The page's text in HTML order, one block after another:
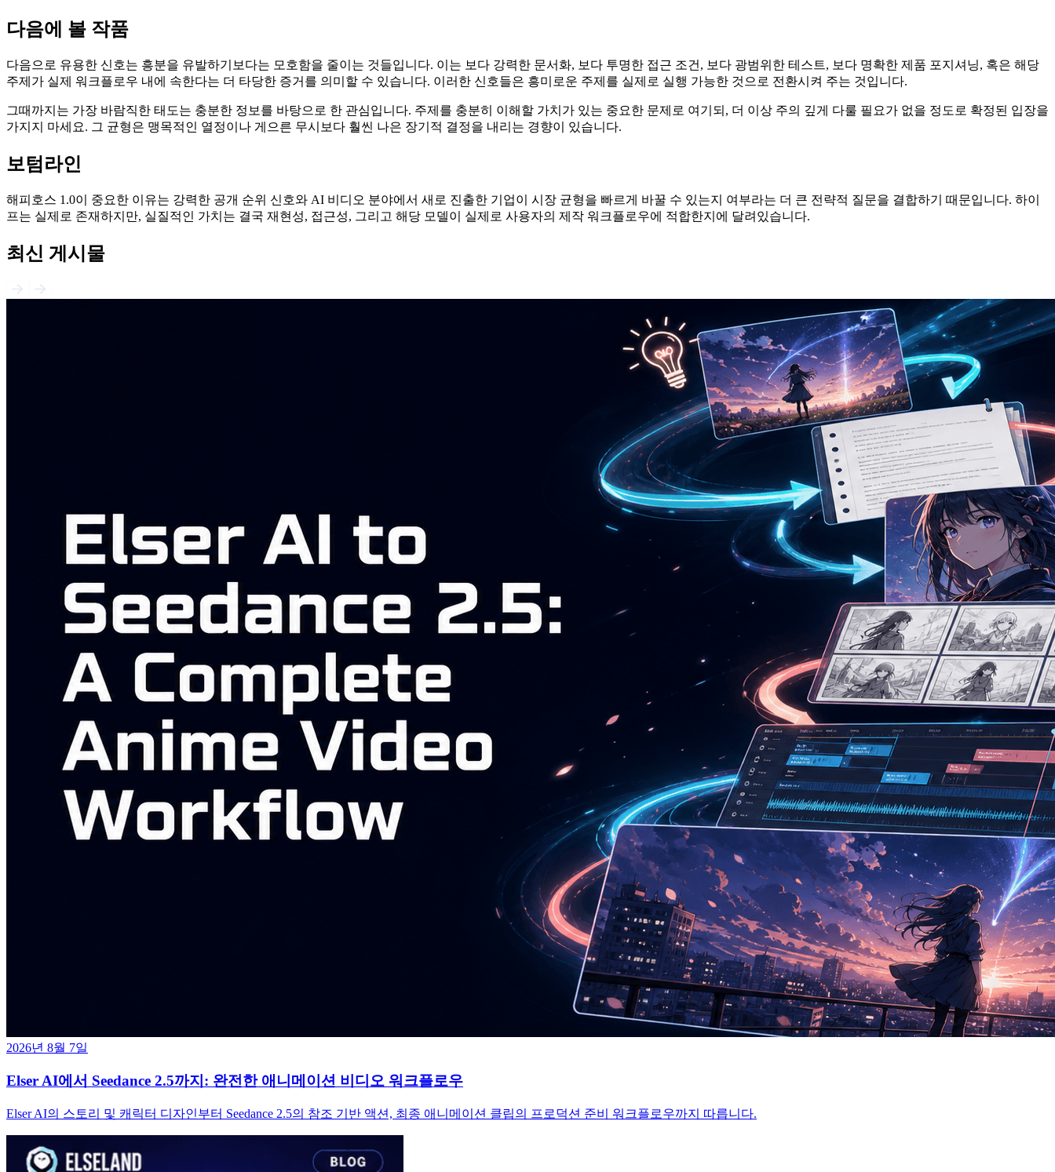
다음에 볼 작품
다음으로 유용한 신호는 흥분을 유발하기보다는 모호함을 줄이는 것들입니다. 이는 보다 강력한 문서화, 보다 투명한 접근 조건, 보다 광범위한 테스트, 보다 명확한 제품 포지셔닝, 혹은 해당
주제가 실제 워크플로우 내에 속한다는 더 타당한 증거를 의미할 수 있습니다. 이러한 신호들은 흥미로운 주제를 실제로 실행 가능한 것으로 전환시켜 주는 것입니다.
그때까지는 가장 바람직한 태도는 충분한 정보를 바탕으로 한 관심입니다. 주제를 충분히 이해할 가치가 있는 중요한 문제로 여기되, 더 이상 주의 깊게 다룰 필요가 없을 정도로 확정된 입장을
가지지 마세요. 그 균형은 맹목적인 열정이나 게으른 무시보다 훨씬 나은 장기적 결정을 내리는 경향이 있습니다.
보텀라인
해피호스 1.0이 중요한 이유는 강력한 공개 순위 신호와 AI 비디오 분야에서 새로 진출한 기업이 시장 균형을 빠르게 바꿀 수 있는지 여부라는 더 큰 전략적 질문을 결합하기 때문입니다. 하이
프는 실제로 존재하지만, 실질적인 가치는 결국 재현성, 접근성, 그리고 해당 모델이 실제로 사용자의 제작 워크플로우에 적합한지에 달려있습니다.
최신 게시물
2026년 8월 7일
Elser AI에서 Seedance 2.5까지: 완전한 애니메이션 비디오 워크플로우
Elser AI의 스토리 및 캐릭터 디자인부터 Seedance 2.5의 참조 기반 액션, 최종 애니메이션 클립의 프로덕션 준비 워크플로우까지 따릅니다.